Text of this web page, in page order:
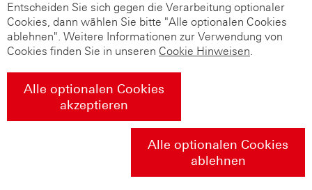
Entscheiden Sie sich gegen die Verarbeitung optionaler
Cookies, dann wählen Sie bitte "Alle optionalen Cookies
ablehnen". Weitere Informationen zur Verwendung von
Cookies finden Sie in unseren Cookie Hinweisen.
Alle optionalen Cookies
akzeptieren
Alle optionalen Cookies
ablehnen